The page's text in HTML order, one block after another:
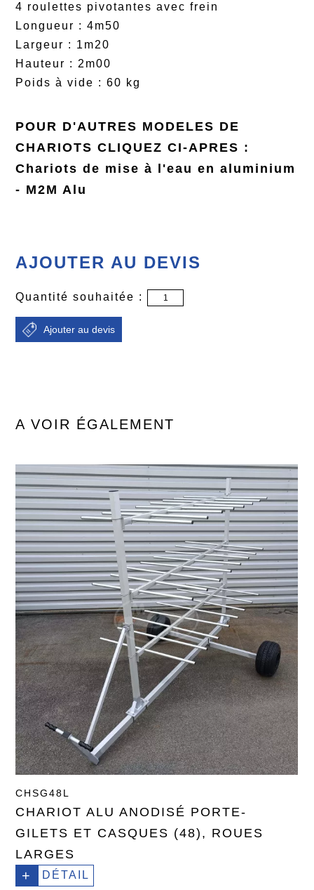
4 roulettes pivotantes avec frein
Longueur : 4m50
Largeur : 1m20
Hauteur : 2m00
Poids à vide : 60 kg
POUR D'AUTRES MODELES DE
CHARIOTS CLIQUEZ CI-APRES :
Chariots de mise à l'eau en aluminium
- M2M Alu
AJOUTER AU DEVIS
Quantité souhaitée :
A VOIR ÉGALEMENT
CHSG48L
CHARIOT ALU ANODISÉ PORTE-
GILETS ET CASQUES (48), ROUES
LARGES
+ DÉTAIL